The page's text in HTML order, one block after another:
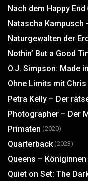
Nach dem Happy End
Natascha
Naturgewalten der
O.J. Simpson: Made
Ohne Limits mit
Photographer – Der
Primaten (2020)
Quarterback (2023)
Queens –
Quiet on Set: The